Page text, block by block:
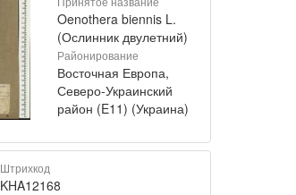
Oenothera biennis L.
(Ослинник двулетний)
Районирование
Восточная Европа,
Северо-Украинский
район (E11) (Украина)
Штрихкод
KHA12168